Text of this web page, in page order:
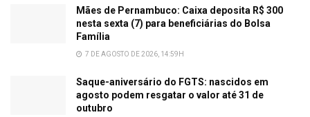
Mães de Pernambuco: Caixa deposita R$ 300
nesta sexta (7) para beneficiárias do Bolsa
Família
7 DE AGOSTO DE 2026, 14:59H
Saque-aniversário do FGTS: nascidos em
agosto podem resgatar o valor até 31 de
outubro